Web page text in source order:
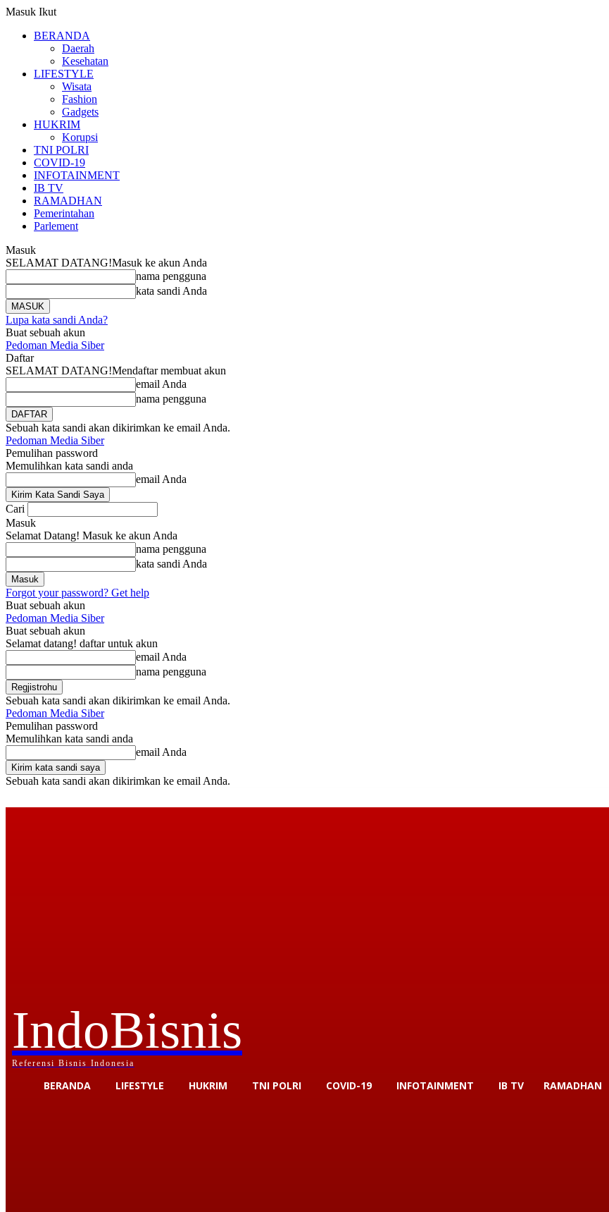
Masuk Ikut
BERANDA
Daerah
Kesehatan
LIFESTYLE
Wisata
Fashion
Gadgets
HUKRIM
Korupsi
TNI POLRI
COVID-19
INFOTAINMENT
IB TV
RAMADHAN
Pemerintahan
Parlement
Masuk
SELAMAT DATANG!Masuk ke akun Anda
nama pengguna
kata sandi Anda
Lupa kata sandi Anda?
Buat sebuah akun
Pedoman Media Siber
Daftar
SELAMAT DATANG!Mendaftar membuat akun
email Anda
nama pengguna
Sebuah kata sandi akan dikirimkan ke email Anda.
Pedoman Media Siber
Pemulihan password
Memulihkan kata sandi anda
email Anda
Cari
Masuk
Selamat Datang! Masuk ke akun Anda
nama pengguna
kata sandi Anda
Forgot your password? Get help
Buat sebuah akun
Pedoman Media Siber
Buat sebuah akun
Selamat datang! daftar untuk akun
email Anda
nama pengguna
Sebuah kata sandi akan dikirimkan ke email Anda.
Pedoman Media Siber
Pemulihan password
Memulihkan kata sandi anda
email Anda
Sebuah kata sandi akan dikirimkan ke email Anda.
IndoBisnis
Referensi Bisnis Indonesia
BERANDA LIFESTYLE HUKRIM TNI POLRI COVID-19 INFOTAINMENT IB TV RAMADHAN